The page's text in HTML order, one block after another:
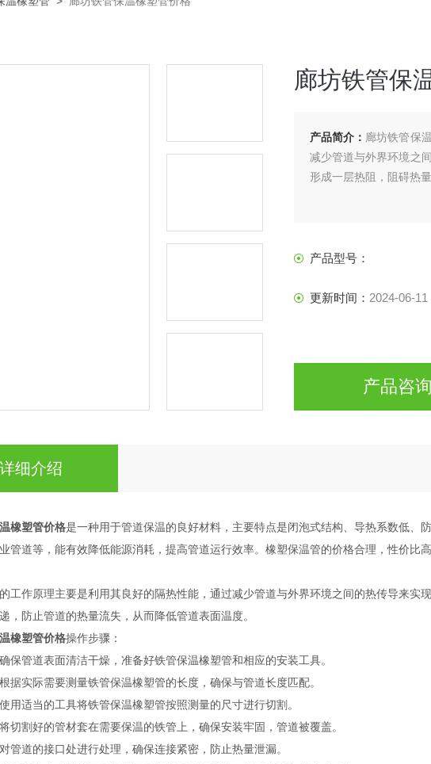
廊坊铁管保
产品简介： 廊坊铁管保
减少管道与外界环境之
形成一层热阻，阻碍热
产品型号：
更新时间： 2024-06-11
产品咨询
详细介绍
橡塑管价格是一种用于管道保温的良好材料，主要特点是闭泡式结构、导热系数低、
管道等，能有效降低能源消耗，提高管道运行效率。橡塑保温管的价格合理，性价比
工作原理主要是利用其良好的隔热性能，通过减少管道与外界环境之间的热传导来实
，防止管道的热量流失，从而降低管道表面温度。
橡塑管价格操作步骤：
保管道表面清洁干燥，准备好铁管保温橡塑管和相应的安装工具。
据实际需要测量铁管保温橡塑管的长度，确保与管道长度匹配。
用适当的工具将铁管保温橡塑管按照测量的尺寸进行切割。
切割好的管材套在需要保温的铁管上，确保安装牢固，管道被覆盖。
管道的接口处进行处理，确保连接紧密，防止热量泄漏。